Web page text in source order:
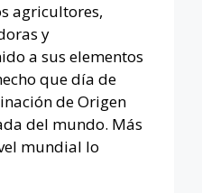
agricultores,
y
a sus elementos
que día de
de Origen
del mundo. Más
mundial lo